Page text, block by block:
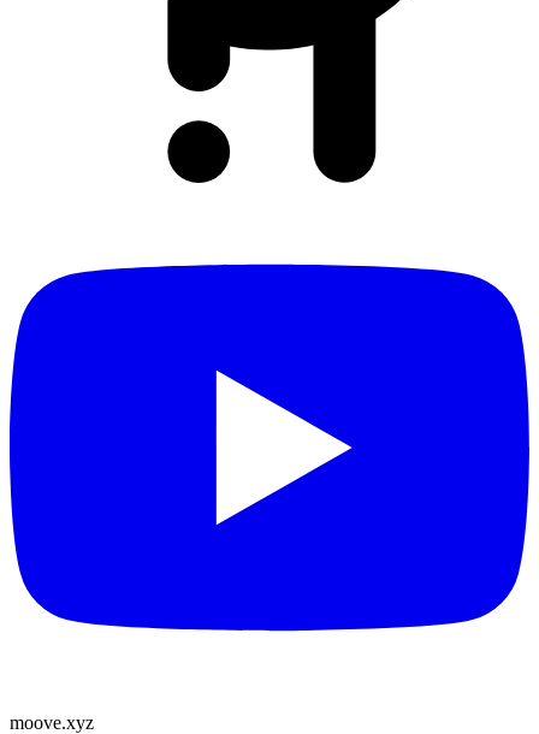
moove.xyz